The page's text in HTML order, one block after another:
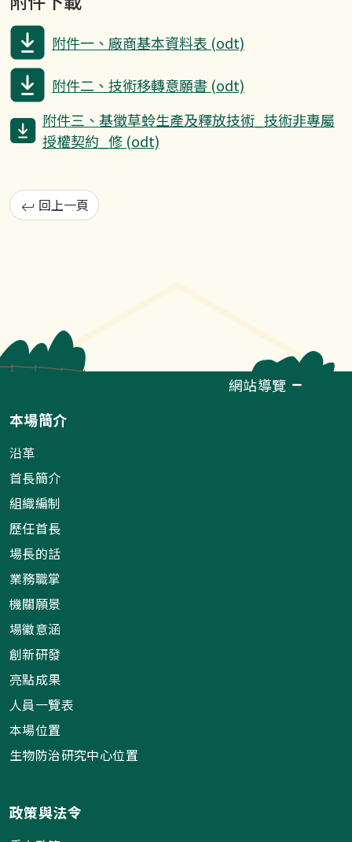
附件一、廠商基本資料表 (odt)
附件二、技術移轉意願書 (odt)
附件三、基徵草蛉生產及釋放技術_技術非專屬
授權契約_修 (odt)
回上一頁
網站導覽
本場簡介
沿革
首長簡介
組織編制
歷任首長
場長的話
業務職掌
機關願景
場徽意涵
創新研發
亮點成果
人員一覽表
本場位置
生物防治研究中心位置
政策與法令